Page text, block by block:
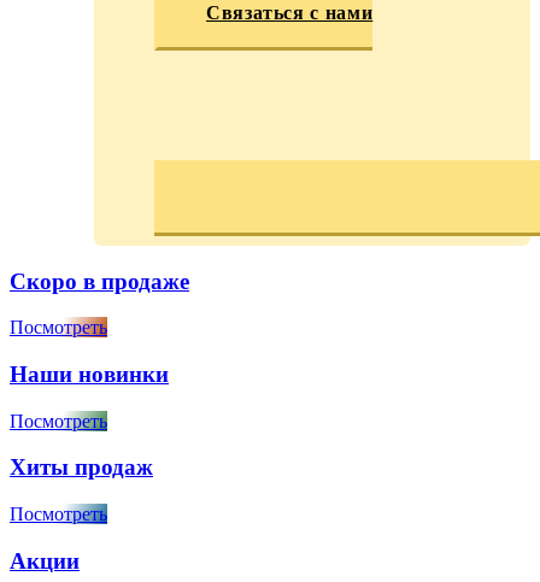
Связаться с нами
Скоро в продаже
Посмотреть
Наши новинки
Посмотреть
Хиты продаж
Посмотреть
Акции